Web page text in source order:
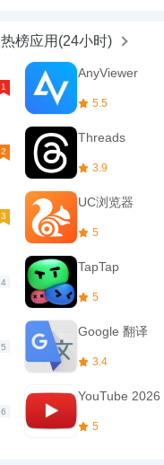
热榜应用(24小时)
AnyViewer
5.5
Threads
3.9
UC浏览器
5
TapTap
5
Google 翻译
3.4
YouTube 2026
5